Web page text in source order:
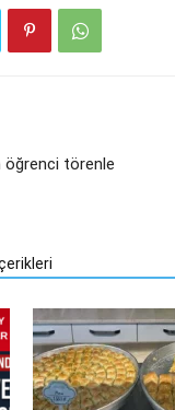
öğrenci törenle